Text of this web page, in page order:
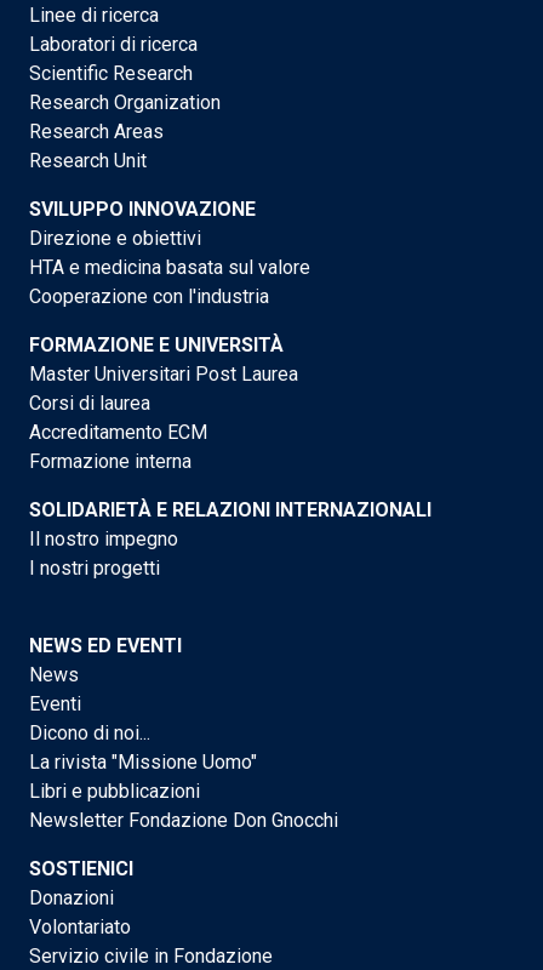
Linee di ricerca
Laboratori di ricerca
Scientific Research
Research Organization
Research Areas
Research Unit
SVILUPPO INNOVAZIONE
Direzione e obiettivi
HTA e medicina basata sul valore
Cooperazione con l'industria
FORMAZIONE E UNIVERSITÀ
Master Universitari Post Laurea
Corsi di laurea
Accreditamento ECM
Formazione interna
SOLIDARIETÀ E RELAZIONI INTERNAZIONALI
Il nostro impegno
I nostri progetti
NEWS ED EVENTI
News
Eventi
Dicono di noi...
La rivista "Missione Uomo"
Libri e pubblicazioni
Newsletter Fondazione Don Gnocchi
SOSTIENICI
Donazioni
Volontariato
Servizio civile in Fondazione